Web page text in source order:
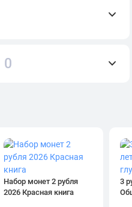
0
Набор монет 2 рубля
2026 Красная книга
3